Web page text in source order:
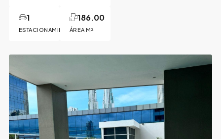
ESTACIONAMIENTO
1
ÁREA M²
186.00